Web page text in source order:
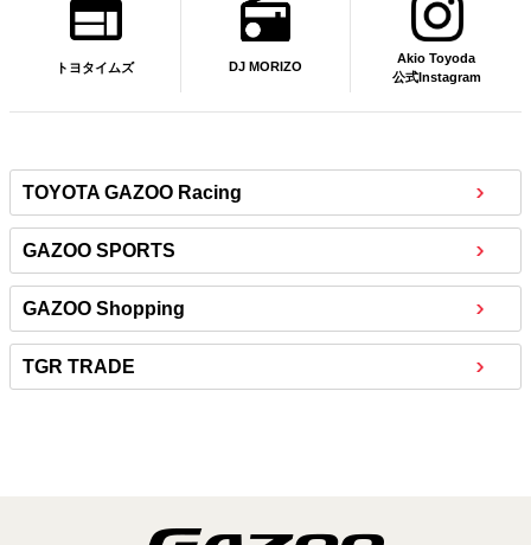
トヨタイムズ DJ MORIZO
Akio Toyoda
公式Instagram
TOYOTA GAZOO Racing
GAZOO SPORTS
GAZOO Shopping
TGR TRADE